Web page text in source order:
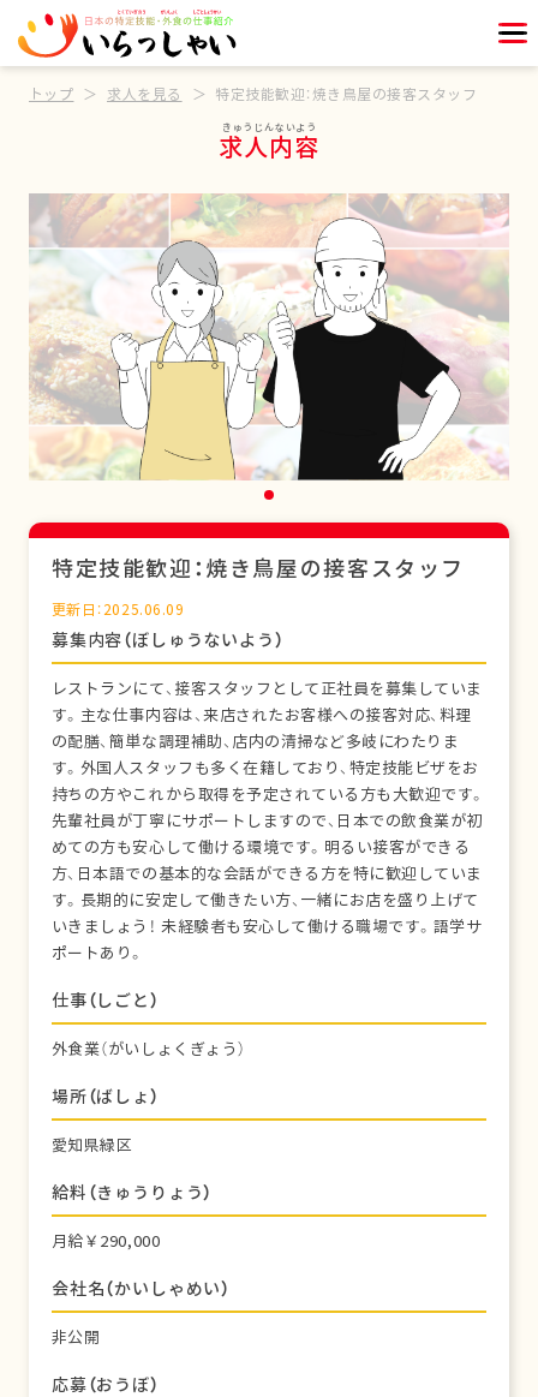
トップ 求人を見る 特定技能歓迎：焼き鳥屋の接客スタッフ
求人内容
特定技能歓迎：焼き鳥屋の接客スタッフ
更新日：2025.06.09
募集内容（ぼしゅうないよう）
レストランにて、接客スタッフとして正社員を募集していま
す。主な仕事内容は、来店されたお客様への接客対応、料理
の配膳、簡単な調理補助、店内の清掃など多岐にわたりま
す。外国人スタッフも多く在籍しており、特定技能ビザをお
持ちの方やこれから取得を予定されている方も大歓迎です。
先輩社員が丁寧にサポートしますので、日本での飲食業が初
めての方も安心して働ける環境です。明るい接客ができる
方、日本語での基本的な会話ができる方を特に歓迎していま
す。長期的に安定して働きたい方、一緒にお店を盛り上げて
いきましょう！ 未経験者も安心して働ける職場です。語学サ
ポートあり。
仕事（しごと）
外食業（がいしょくぎょう）
場所（ばしょ）
愛知県緑区
給料（きゅうりょう）
月給￥290,000
会社名（かいしゃめい）
非公開
応募（おうぼ）